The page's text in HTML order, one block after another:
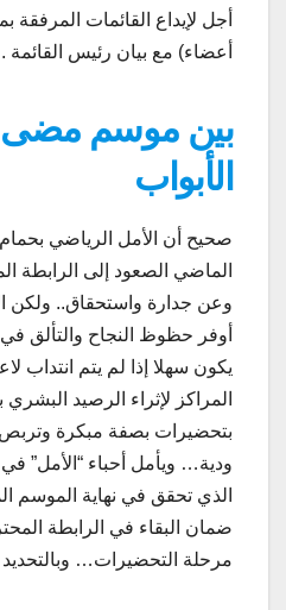
أعضاء) مع بيان رئيس القائمة .
بين موسم
الأبواب
صحيح أن الأمل الرياضي
الماضي الصعود إلى الرابطة
وعن جدارة واستحقاق.. ولكن
أوفر حظوظ النجاح والتألق
يكون سهلا إذا لم يتم انتداب
المراكز لإثراء الرصيد البشري
بتحضيرات بصفة مبكرة وتربص
ودية… ويأمل أحباء “الأمل”
الذي تحقق في نهاية الموسم
ضمان البقاء في الرابطة
مرحلة التحضيرات… وبالتحديد یوم 10 جويلية